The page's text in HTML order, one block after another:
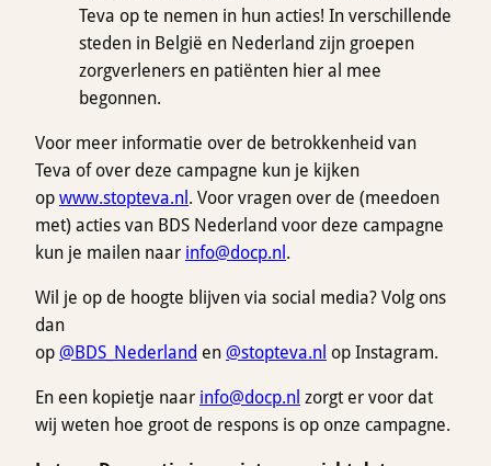
Teva op te nemen in hun acties! In verschillende
steden in België en Nederland zijn groepen
zorgverleners en patiënten hier al mee
begonnen.
Voor meer informatie over de betrokkenheid van
Teva of over deze campagne kun je kijken
op www.stopteva.nl . Voor vragen over de (meedoen
met) acties van BDS Nederland voor deze campagne
kun je mailen naar info@docp.nl .
Wil je op de hoogte blijven via social media? Volg ons
dan
op @BDS_Nederland en @stopteva.nl op Instagram.
En een kopietje naar info@docp.nl zorgt er voor dat
wij weten hoe groot de respons is op onze campagne.